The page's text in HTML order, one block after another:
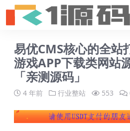
易优CMS核心的全站
游戏APP下载类网站
「亲测源码」
4 年前 行业整站 553